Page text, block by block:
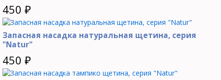
450 ₽
Запасная насадка натуральная щетина, серия
"Natur"
450 ₽